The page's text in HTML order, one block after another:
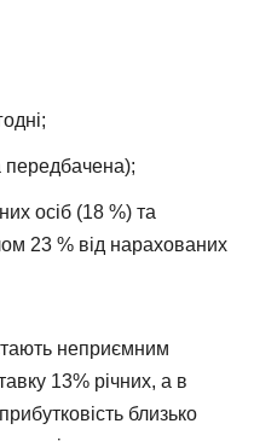
передбачена);
осіб (18 %) та
23 % від нарахованих
неприємним
13% річних, а в
близько